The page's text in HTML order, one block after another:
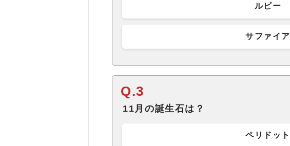
ルビー
サファイア
Q.3
11月の誕生石は？
ペリドット